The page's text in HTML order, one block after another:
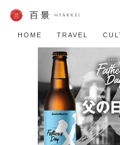
HOME TRAVEL